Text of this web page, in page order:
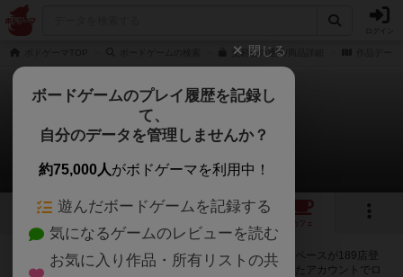
交易王の通販/商品詳細
交易王
189店のカフェ/スペースが提供中
12 3 35
カフェ
交易王で遊ぶことができるボードゲームカフェ・プレイスペースが189店登
録されています。公開プロフィールの都道府県が設定されたアカウントでロ
閉じる
ボードゲームのプレイ履歴を記録し
て、
自分のデータを管理しませんか？
約75,000人がボドゲーマを利用中！
遊んだボードゲームを記録する
気になるゲームのレビューを読む
お気に入り作品・所有リストの共